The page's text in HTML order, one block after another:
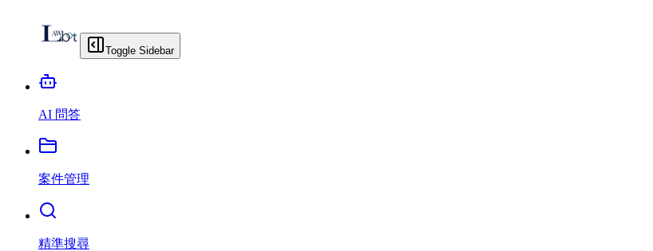
Toggle Sidebar
AI 問答
案件管理
精準搜尋